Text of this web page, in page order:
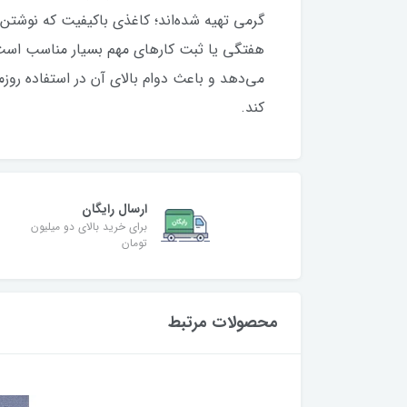
گرمی تهیه شده‌اند؛ کاغذی باکیفیت که
هفتگی یا ثبت کارهای مهم بسیار مناسب
می‌دهد و باعث دوام بالای آن در استفاده
کند.
ارسال رایگان
برای خرید بالای دو میلیون
تومان
محصولات مرتبط